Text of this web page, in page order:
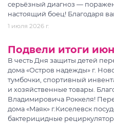
серьёзный диагноз —
настоящий боец! Благодаря
1 июля 2026 г.
Подвели итоги
В честь Дня защиты детей
дома «Остров надежды» г.
тумбочки, спортивный
и хозяйственные товары.
Владимировича Роккеля!
дома «Маяк» г.Киселевск
бактерицидные